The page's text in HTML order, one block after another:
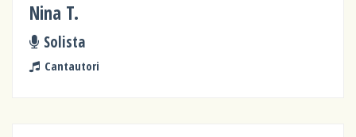
Nina T.
Solista
Cantautori